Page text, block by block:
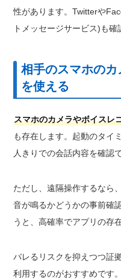
性があります。Twitterや
トメッセージサービス)も確
相手のスマホの
を使える
スマホのカメラやボイスレ
も存在します。起動のタイ
人きりでの会話内容を確認
ただし、遠隔操作するなら
音が鳴るかどうかの事前確
うと、高確率でアプリの存
バレるリスクを抑えつつ証
利用するのがおすすめです。